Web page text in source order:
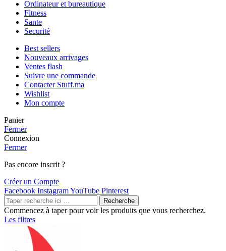
Ordinateur et bureautique
Fitness
Sante
Securité
Best sellers
Nouveaux arrivages
Ventes flash
Suivre une commande
Contacter Stuff.ma
Wishlist
Mon compte
Panier
Fermer
Connexion
Fermer
Pas encore inscrit ?
Créer un Compte
Facebook InstagramYouTube Pinterest
Recherche
Commencez à taper pour voir les produits que vous recherchez.
Les filtres